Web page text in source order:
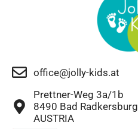
office@jolly-kids.at
Prettner-Weg 3a/1b
8490 Bad Radkersburg
AUSTRIA